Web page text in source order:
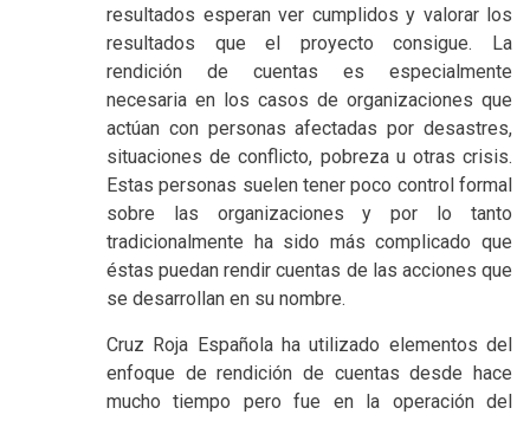
resultados esperan ver cumplidos y valorar los
resultados que el proyecto consigue. La
rendición de cuentas es especialmente
necesaria en los casos de organizaciones que
actúan con personas afectadas por desastres,
situaciones de conflicto, pobreza u otras crisis.
Estas personas suelen tener poco control formal
sobre las organizaciones y por lo tanto
tradicionalmente ha sido más complicado que
éstas puedan rendir cuentas de las acciones que
se desarrollan en su nombre.
Cruz Roja Española ha utilizado elementos del
enfoque de rendición de cuentas desde hace
mucho tiempo pero fue en la operación del